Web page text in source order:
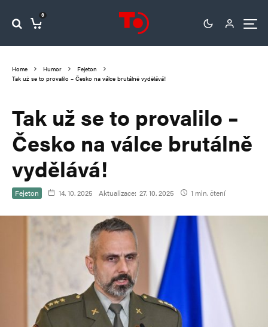
0
Home Humor
Fejeton
Tak už se to provalilo – Česko na válce brutálně vydělává!
Tak už se to provalilo –
Česko na válce brutálně
vydělává!
Fejeton 14. 10. 2025 Aktualizace: 27. 10. 2025 1 min. čtení